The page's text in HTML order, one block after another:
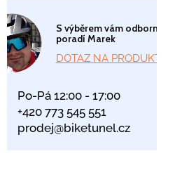
S výběrem vám odborně
poradí Marek
DOTAZ NA PRODUKT
Po-Pá 12:00 - 17:00
+420 773 545 551
prodej@biketunel.cz